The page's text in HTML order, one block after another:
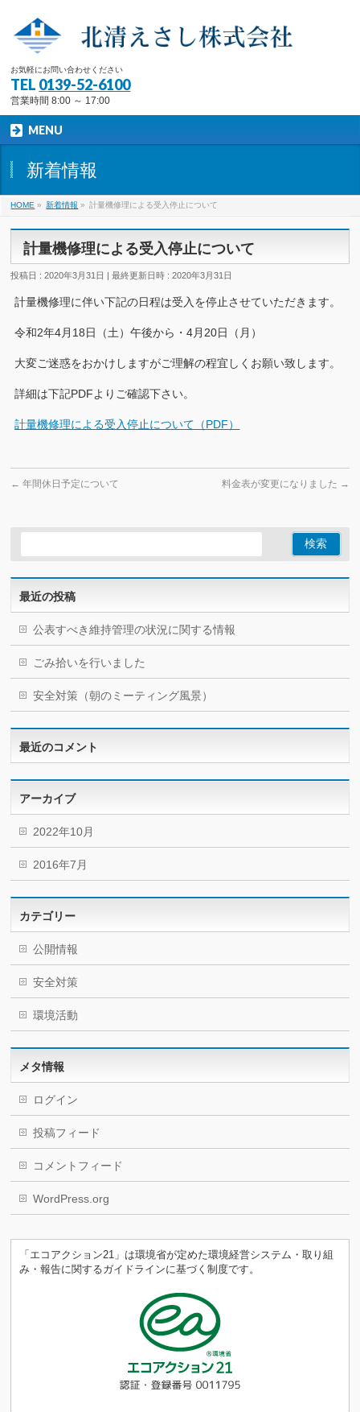
お気軽にお問い合わせください
TEL 0139-52-6100
営業時間 8:00 ～ 17:00
MENU
新着情報
HOME » 新着情報 » 計量機修理による受入停止について
計量機修理による受入停止について
投稿日 : 2020年3月31日 最終更新日時 : 2020年3月31日
計量機修理に伴い下記の日程は受入を停止させていただきます。
令和2年4月18日（土）午後から・4月20日（月）
大変ご迷惑をおかけしますがご理解の程宜しくお願い致します。
詳細は下記PDFよりご確認下さい。
計量機修理による受入停止について（PDF）
← 年間休日予定について 料金表が変更になりました →
最近の投稿
公表すべき維持管理の状況に関する情報
ごみ拾いを行いました
安全対策（朝のミーティング風景）
最近のコメント
アーカイブ
2022年10月
2016年7月
カテゴリー
公開情報
安全対策
環境活動
メタ情報
ログイン
投稿フィード
コメントフィード
WordPress.org
「エコアクション21」は環境省が定めた環境経営システム・取り組
み・報告に関するガイドラインに基づく制度です。